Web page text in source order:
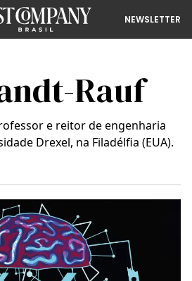
NEWSLETTER
Rauf
e reitor de engenharia
Drexel, na Filadélfia (EUA).